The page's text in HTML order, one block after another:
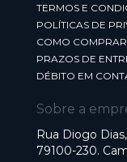
TERMOS E
POLÍTICAS DE
COMO COMPRAR
PRAZOS DE
DÉBITO EM
Sobre a
Rua Diogo
79100-230.